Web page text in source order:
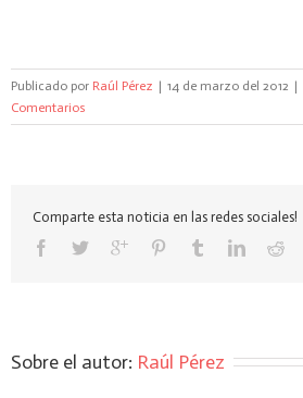
Publicado por Raúl Pérez | 14 de marzo del 2012 |
Comentarios
Comparte esta noticia en las redes sociales!
Sobre el autor: Raúl Pérez